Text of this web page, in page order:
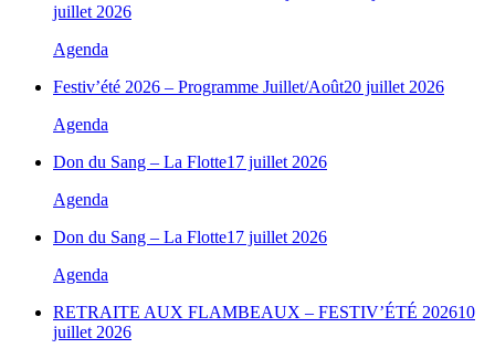
juillet 2026
Agenda
Festiv’été 2026 – Programme Juillet/Août20 juillet 2026
Agenda
Don du Sang – La Flotte17 juillet 2026
Agenda
Don du Sang – La Flotte17 juillet 2026
Agenda
RETRAITE AUX FLAMBEAUX – FESTIV’ÉTÉ 202610
juillet 2026